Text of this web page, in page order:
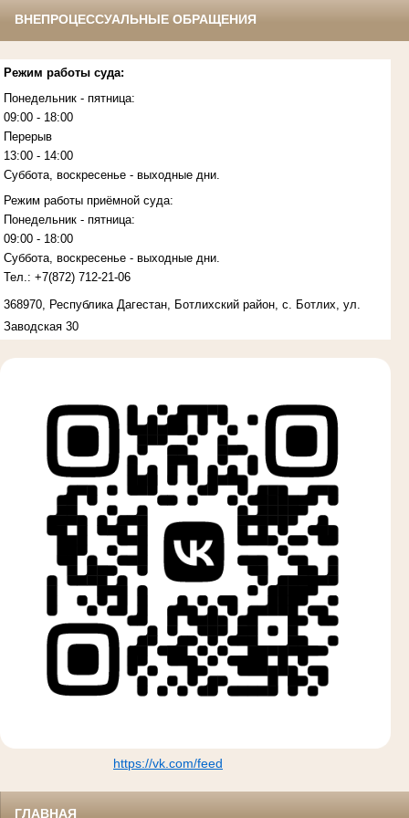
ВНЕПРОЦЕССУАЛЬНЫЕ ОБРАЩЕНИЯ
Режим работы суда:
Понедельник - пятница:
09:00 - 18:00
Перерыв
13:00 - 14:00
Суббота, воскресенье - выходные дни.
Режим работы приёмной суда:
Понедельник - пятница:
09:00 - 18:00
Суббота, воскресенье - выходные дни.
Тел.: +7(872)712-21-06
368970, Республика Дагестан, Ботлихский район, с. Ботлих, ул.
Заводская 30
https://vk.com/feed
ГЛАВНАЯ